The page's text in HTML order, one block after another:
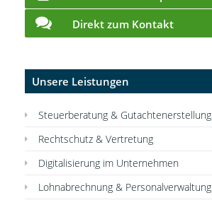
Direkt zum Kontakt
Unsere Leistungen
Steuerberatung & Gutachtenerstellung
Rechtschutz & Vertretung
Digitalisierung im Unternehmen
Lohnabrechnung & Personalverwaltung